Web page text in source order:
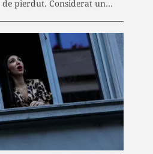
pierdut. Considerat un…